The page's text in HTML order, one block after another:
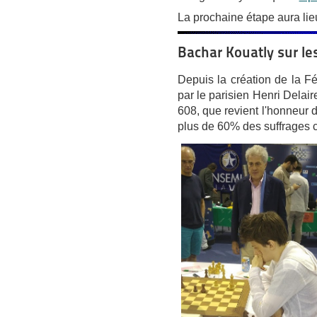
La prochaine étape aura
Bachar Kouatly sur
Depuis la création de la
par le parisien Henri
608, que revient l'honneur
plus de 60% des suffrages